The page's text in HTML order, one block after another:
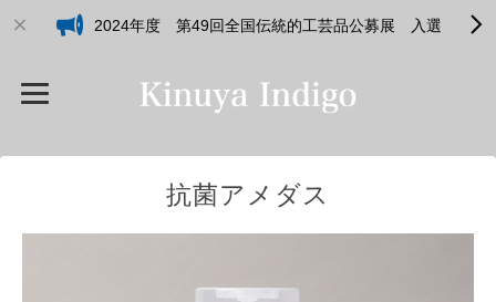
2024年度 第49回全国伝統的工芸品公募展 入選
抗菌アメダス